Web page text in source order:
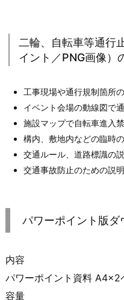
二輪、自転車等通行
イント／PNG画像）
工事現場や通行規制箇所
イベント会場の動線図で
施設マップで自転車進入
構内、敷地内などの臨時
交通ルール、道路標識の
交通事故防止のための説
パワーポイント版ダ
内容
パワーポイント資料 A4×2
容量